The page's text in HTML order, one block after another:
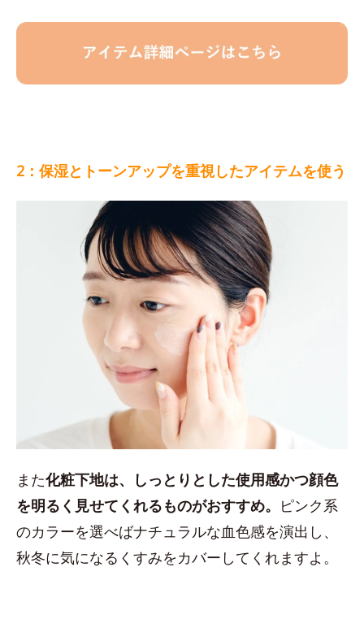
2：保湿とトーンアップを重視したアイテムを使う
また化粧下地は、しっとりとした使用感かつ顔色
を明るく見せてくれるものがおすすめ。 ピンク系
のカラーを選べばナチュラルな血色感を演出し、
秋冬に気になるくすみをカバーしてくれますよ。